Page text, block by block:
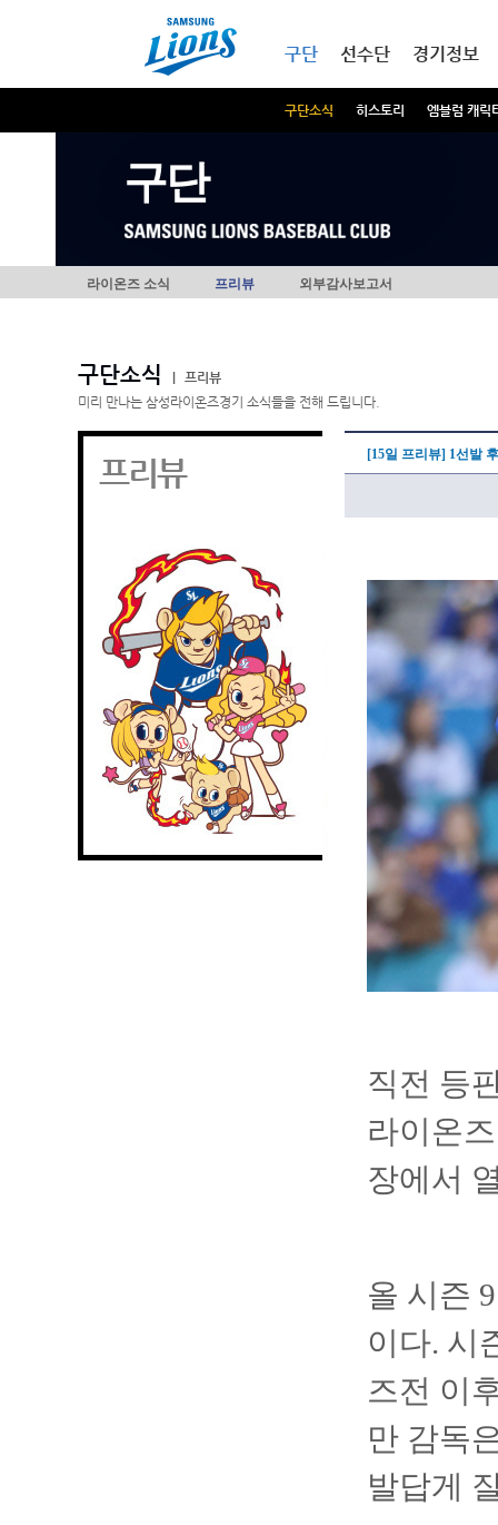
구단
구단소식 히스토리 엠블럼 캐릭
선수단 경기정보
구단
라이온즈 소식 프리뷰 외부감사보고서
구단소식
프리뷰
미리 만나는 삼성라이온즈경기 소식들을 전해 드립니다.
프리뷰 [15일 프리뷰] 1선발
직전 등
라이온
장에서
올 시즌
이다. 시
즈전 이
만 감독
발답게